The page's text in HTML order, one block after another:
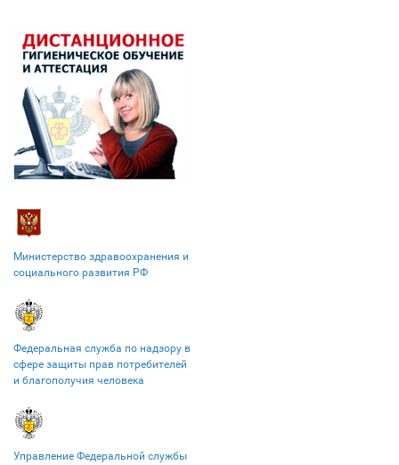
Министерство здравоохранения и
социального развития РФ
Федеральная служба по надзору в
сфере защиты прав потребителей
и благополучия человека
Управление Федеральной службы